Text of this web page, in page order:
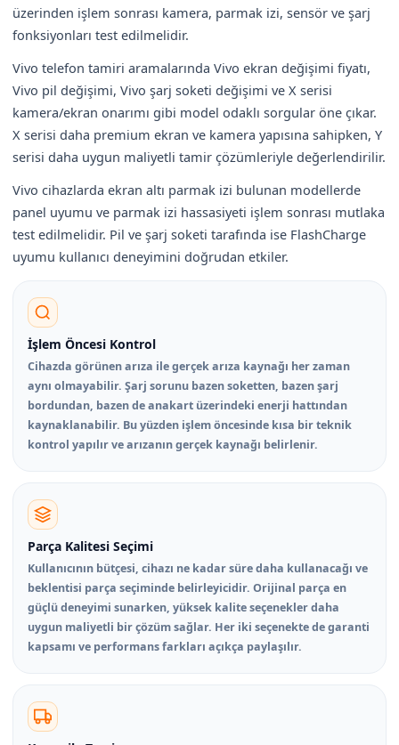
üzerinden işlem sonrası kamera, parmak izi, sensör ve şarj
fonksiyonları test edilmelidir.
Vivo telefon tamiri aramalarında Vivo ekran değişimi fiyatı,
Vivo pil değişimi, Vivo şarj soketi değişimi ve X serisi
kamera/ekran onarımı gibi model odaklı sorgular öne çıkar.
X serisi daha premium ekran ve kamera yapısına sahipken, Y
serisi daha uygun maliyetli tamir çözümleriyle değerlendirilir.
Vivo cihazlarda ekran altı parmak izi bulunan modellerde
panel uyumu ve parmak izi hassasiyeti işlem sonrası mutlaka
test edilmelidir. Pil ve şarj soketi tarafında ise FlashCharge
uyumu kullanıcı deneyimini doğrudan etkiler.
İşlem Öncesi Kontrol
Cihazda görünen arıza ile gerçek arıza kaynağı her zaman
aynı olmayabilir. Şarj sorunu bazen soketten, bazen şarj
bordundan, bazen de anakart üzerindeki enerji hattından
kaynaklanabilir. Bu yüzden işlem öncesinde kısa bir teknik
kontrol yapılır ve arızanın gerçek kaynağı belirlenir.
Parça Kalitesi Seçimi
Kullanıcının bütçesi, cihazı ne kadar süre daha kullanacağı ve
beklentisi parça seçiminde belirleyicidir. Orijinal parça en
güçlü deneyimi sunarken, yüksek kalite seçenekler daha
uygun maliyetli bir çözüm sağlar. Her iki seçenekte de garanti
kapsamı ve performans farkları açıkça paylaşılır.